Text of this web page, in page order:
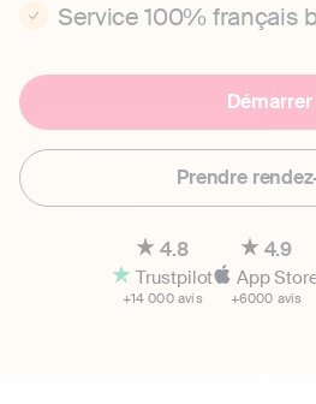
Service 100% français
Démarrer
Prendre
4.8
Trustpilot
+14 000 avis
4.9
App
+6000 avis